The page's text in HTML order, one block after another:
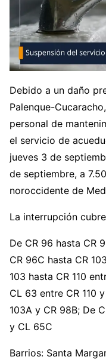
Debido a un daño
Palenque-
personal de
el servicio de
jueves 3 de
de septiembre, a
noroccidente de
La interrupción
De CR 96 hasta CR
CR 96C hasta CR
103 hasta CR 110
CL 63 entre CR 110
103A y CR 98B; De
y CL 65C
Barrios: Santa